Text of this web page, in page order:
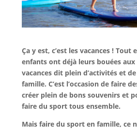
Ça y est, c’est les vacances ! Tout
enfants ont déjà leurs bouées
vacances dit plein d’activités et
famille. C’est l’occasion de faire
créer plein de bons souvenirs et
faire du sport tous ensemble.
Mais faire du sport en famille, ce